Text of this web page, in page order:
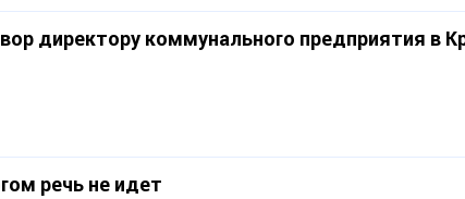
директору коммунального предприятия в
речь не идет